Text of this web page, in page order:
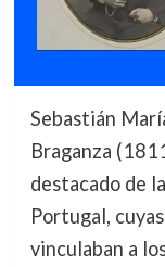
Sebastián
Braganza
destacado de
Portugal,
vinculaban a